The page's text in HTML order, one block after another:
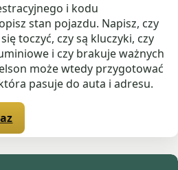
i kodu
stan pojazdu. Napisz, czy
toczyć, czy są kluczyki, czy
i czy brakuje ważnych
może wtedy przygotować
pasuje do auta i adresu.